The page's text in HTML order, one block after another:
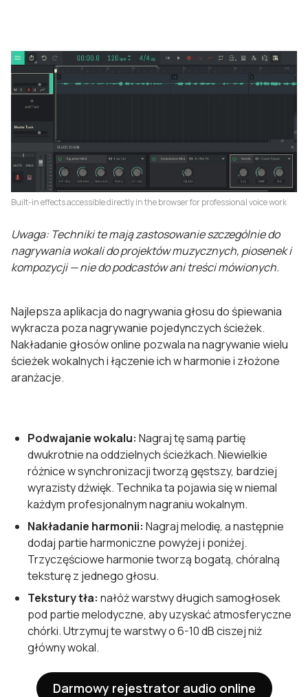
Built-in effects accessible directly in the browser for professional voice work
Uwaga: Techniki te mają zastosowanie szczególnie do
nagrywania wokali do projektów muzycznych, piosenek i
kompozycji — nie do podcastów ani treści mówionych.
Najlepsza aplikacja do nagrywania głosu do śpiewania
wykracza poza nagrywanie pojedynczych ścieżek.
Nakładanie głosów online pozwala na nagrywanie wielu
ścieżek wokalnych i łączenie ich w harmonie i złożone
aranżacje.
Podwajanie wokalu: Nagraj tę samą partię
dwukrotnie na oddzielnych ścieżkach. Niewielkie
różnice w synchronizacji tworzą gęstszy, bardziej
wyrazisty dźwięk. Technika ta pojawia się w niemal
każdym profesjonalnym nagraniu wokalnym.
Nakładanie harmonii: Nagraj melodię, a następnie
dodaj partie harmoniczne powyżej i poniżej.
Trzyczęściowe harmonie tworzą bogatą, chóralną
teksturę z jednego głosu.
Tekstury tła: nałóż warstwy długich samogłosek
pod partie melodyczne, aby uzyskać atmosferyczne
chórki. Utrzymuj te warstwy o 6-10 dB ciszej niż
główny wokal.
Darmowy rejestrator audio online